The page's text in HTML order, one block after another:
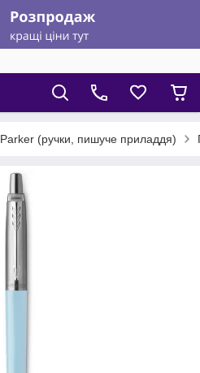
Parker (ручки, пишуче приладдя)